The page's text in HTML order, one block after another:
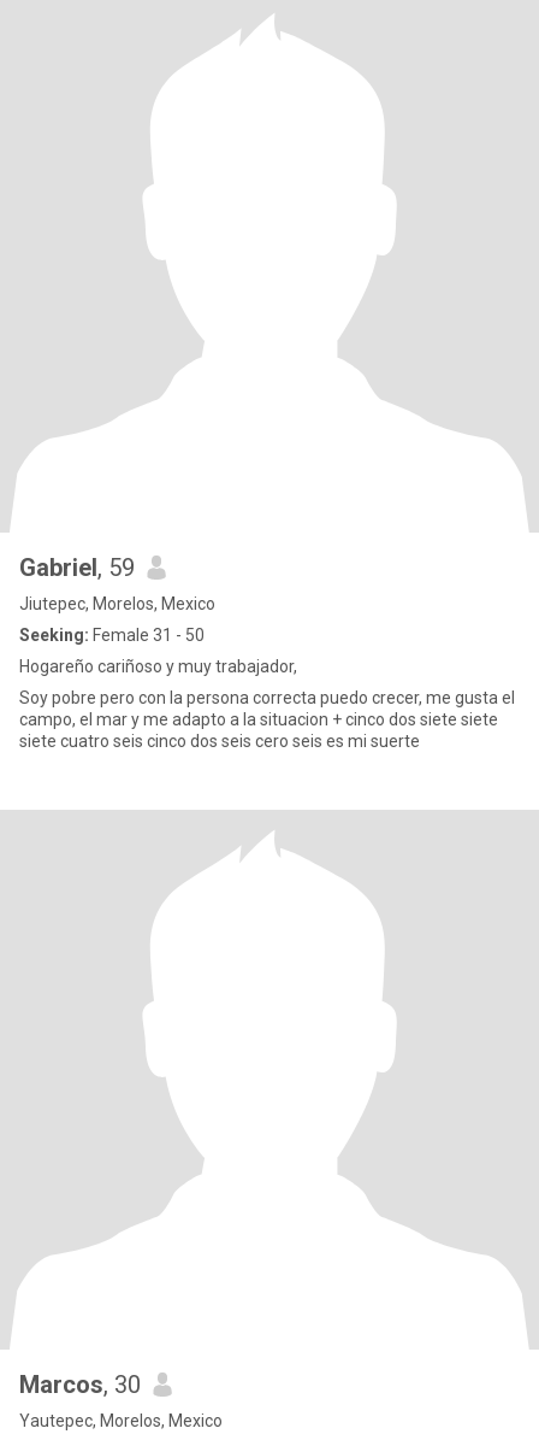
Gabriel, 59
Jiutepec, Morelos, Mexico
Seeking: Female 31 - 50
Hogareño cariñoso y muy trabajador,
Soy pobre pero con la persona correcta puedo crecer, me gusta el
campo, el mar y me adapto a la situacion + cinco dos siete siete
siete cuatro seis cinco dos seis cero seis es mi suerte
Marcos, 30
Yautepec, Morelos, Mexico